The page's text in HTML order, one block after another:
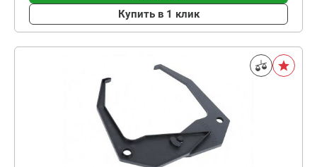
Купить в 1 клик